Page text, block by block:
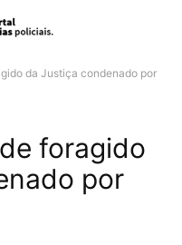
da Justiça condenado por
foragido
por